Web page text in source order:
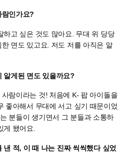
인가요?
하고 싶은 것도 많아요. 무대 위 당당
면도 있고요. 저도 저를 아직은 알
알게된 면도 있을까요?
람이라는 것! 처음에 K- 팝 아이돌을
좋아해서 무대에 서고 싶기 때문이었
분들이 생기면서 그 분들과 소통하
게 됐어요.
적, 이 때 나는 진짜 씩씩했다 싶었